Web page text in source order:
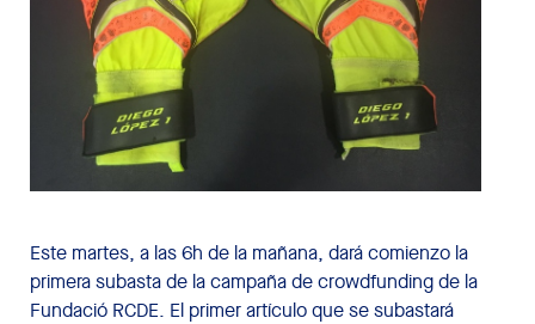
Este martes, a las 6h de la mañana, dará comienzo la
primera subasta de la campaña de crowdfunding de la
Fundació RCDE. El primer artículo que se subastará